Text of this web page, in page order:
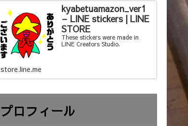
kyabetuamazon_ver1
– LINE stickers | LINE
STORE
These stickers were made in
LINE Creators Studio.
store.line.me
プロフィール